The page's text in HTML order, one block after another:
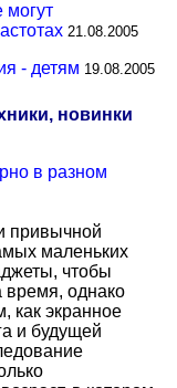
могут
21.08.2005
- детям 19.08.2005
новинки
в разном
привычной
маленьких
чтобы
время, однако
как экранное
и будущей